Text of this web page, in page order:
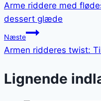
Arme riddere med
dessert glæde
Næste
Armen ridderes twist:
Lignende